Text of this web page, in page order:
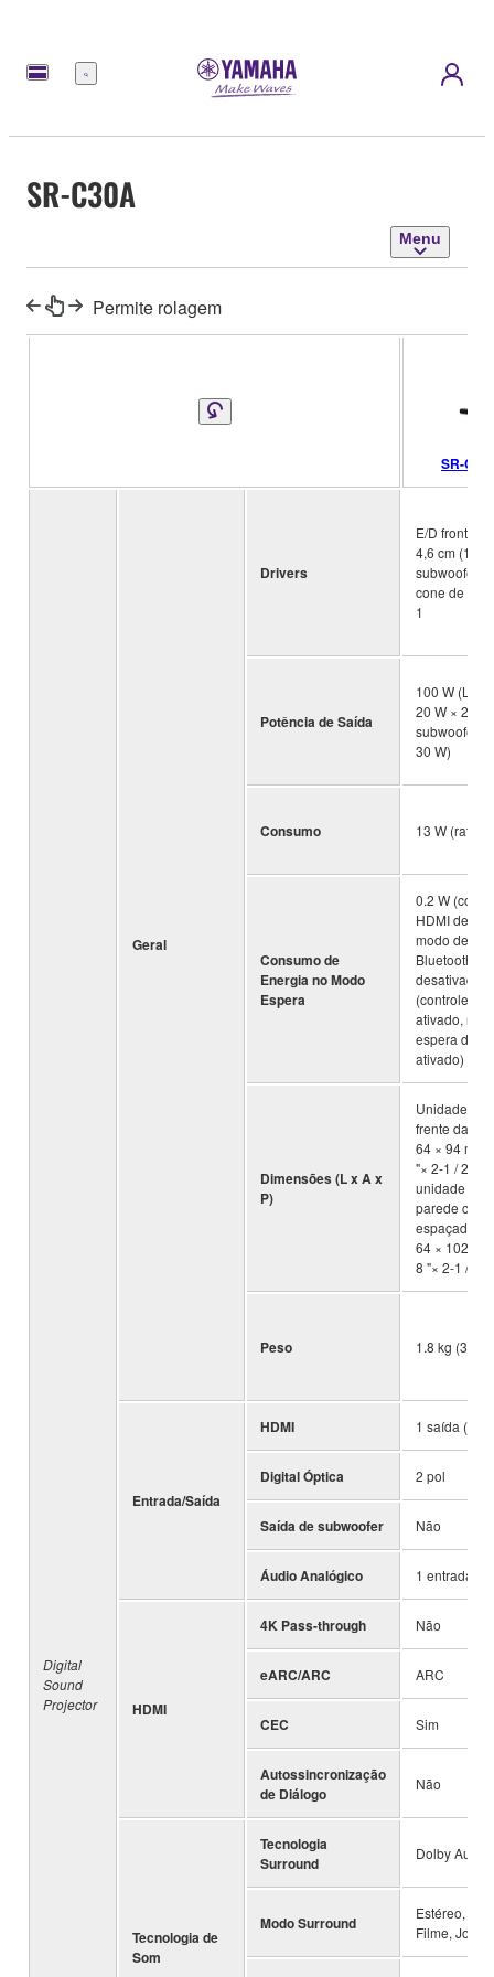
Menu
SR-C30A
Menu
Permite rolagem
SR-
Digital
Sound
Projector
Geral
Drivers
E/D frontal:
4,6 cm (1,8
subwoofer
cone de 7,5
1
Potência de Saída
100 W (L/R
20 W × 2
subwoofer
30 W)
Consumo 13 W
Consumo de
Energia no Modo
Espera
0.2 W
HDMI
modo de
Bluetooth
desativado);
(controle de
ativado,
espera de
ativado)
Dimensões (L x A x
P)
Unidade
frente da
64 × 94 mm
"× 2-1 / 2" ×
unidade
parede com
64 × 102
8 "× 2-1 / 2"
Peso 1.8 kg (3.9
Entrada/Saída
HDMI 1 saída (TV
Digital Óptica 2 pol
Saída de subwoofer Não
Áudio Analógico 1 entrada
HDMI
4K Pass-through Não
eARC/ARC ARC
CEC Sim
Autossincronização
de Diálogo
Não
Tecnologia de
Som
Tecnologia
Surround
Dolby Audio
Modo Surround
Estéreo,
Filme, Jogo